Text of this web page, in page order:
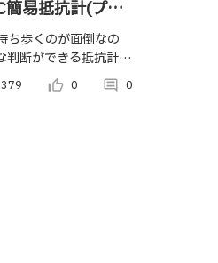
易抵抗計(プチ
能付き)
ち歩くのが面倒なの
判断ができる抵抗計を
した。 測定抵抗のほか
、入力電圧も表示し
379 thumb_up_alt 0 comment 0